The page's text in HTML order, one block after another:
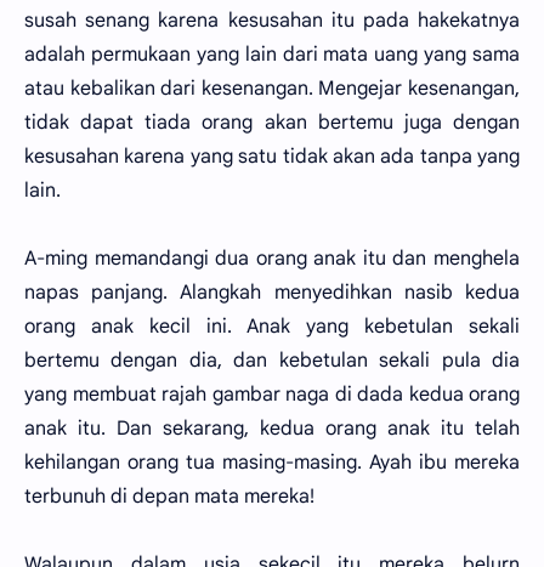
susah senang karena kesusahan itu pada hakekatnya
adalah permukaan yang lain dari mata uang yang sama
atau kebalikan dari kesenangan. Mengejar kesenangan,
tidak dapat tiada orang akan bertemu juga dengan
kesusahan karena yang satu tidak akan ada tanpa yang
lain.
A-ming memandangi dua orang anak itu dan menghela
napas panjang. Alangkah menyedihkan nasib kedua
orang anak kecil ini. Anak yang kebetulan sekali
bertemu dengan dia, dan kebetulan sekali pula dia
yang membuat rajah gambar naga di dada kedua orang
anak itu. Dan sekarang, kedua orang anak itu telah
kehilangan orang tua masing-masing. Ayah ibu mereka
terbunuh di depan mata mereka!